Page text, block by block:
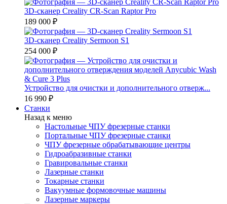
3D-сканер Creality CR-Scan Raptor Pro
189 000 ₽
3D-сканер Creality Sermoon S1
254 000 ₽
Устройство для очистки и дополнительного отверж...
16 990 ₽
Станки
Назад к меню
Настольные ЧПУ фрезерные станки
Портальные ЧПУ фрезерные станки
ЧПУ фрезерные обрабатывающие центры
Гидроабразивные станки
Гравировальные станки
Лазерные станки
Токарные станки
Вакуумные формовочные машины
Лазерные маркеры